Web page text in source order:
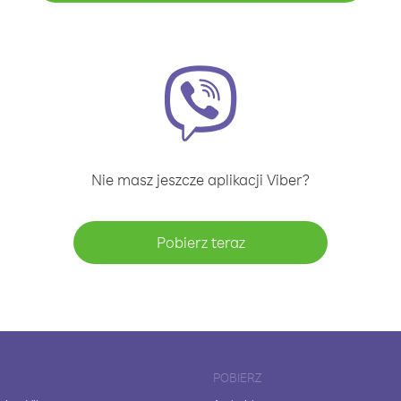
Nie masz jeszcze aplikacji Viber?
Pobierz teraz
POBIERZ